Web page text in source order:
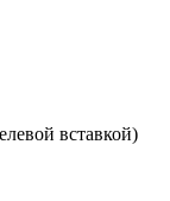
вставкой)